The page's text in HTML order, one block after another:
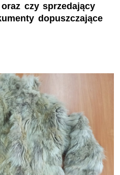
czy sprzedający
dopuszczające